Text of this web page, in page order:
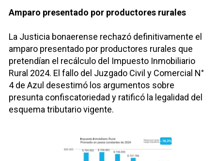
Amparo presentado por productores rurales
La Justicia bonaerense rechazó definitivamente el
amparo presentado por productores rurales que
pretendían el recálculo del Impuesto Inmobiliario
Rural 2024. El fallo del Juzgado Civil y Comercial N°
4 de Azul desestimó los argumentos sobre
presunta confiscatoriedad y ratificó la legalidad del
esquema tributario vigente.